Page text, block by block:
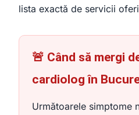
lista exactă de servicii
🚨 Când să mergi
cardiolog în
Următoarele simptome